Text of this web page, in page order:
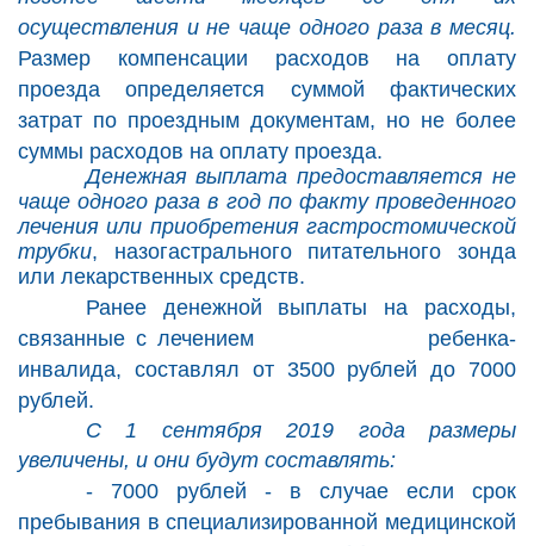
осуществления и не чаще одного раза в месяц.
Размер компенсации расходов на оплату
проезда определяется суммой фактических
затрат по проездным документам, но не более
суммы расходов на оплату проезда.
Денежная выплата предоставляется не
чаще одного раза в год по факту проведенного
лечения или приобретения гастростомической
трубки, назогастрального питательного зонда
или лекарственных средств.
Ранее денежной выплаты на расходы,
связанные с лечением ребенка-
инвалида, составлял от 3500 рублей до 7000
рублей.
С 1 сентября 2019 года размеры
увеличены, и они будут составлять:
- 7000 рублей - в случае если срок
пребывания в специализированной медицинской